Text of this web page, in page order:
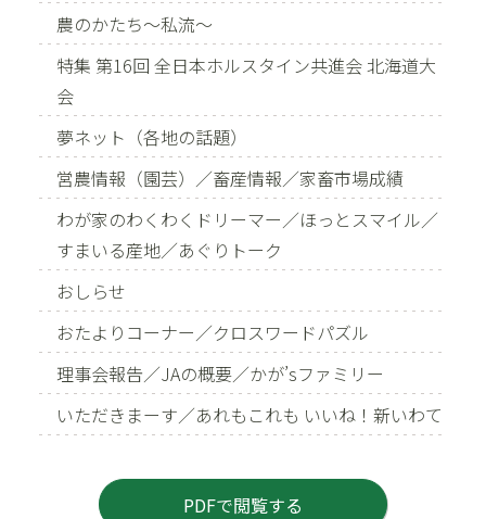
農のかたち〜私流〜
特集 第16回 全日本ホルスタイン共進会 北海道大
会
夢ネット（各地の話題）
営農情報（園芸）／畜産情報／家畜市場成績
わが家のわくわくドリーマー／ほっとスマイル／
すまいる産地／あぐりトーク
おしらせ
おたよりコーナー／クロスワードパズル
理事会報告／JAの概要／かが’sファミリー
いただきまーす／あれもこれも いいね！新いわて
PDFで閲覧する